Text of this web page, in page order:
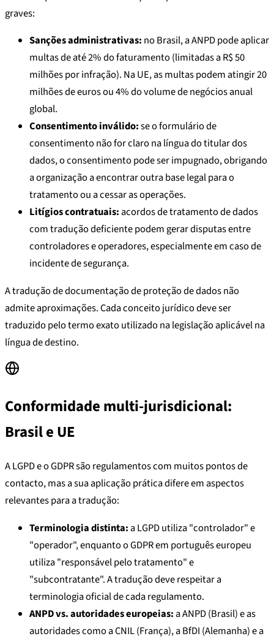
graves:
Sanções administrativas: no Brasil, a ANPD pode aplicar
multas de até 2% do faturamento (limitadas a R$ 50
milhões por infração). Na UE, as multas podem atingir 20
milhões de euros ou 4% do volume de negócios anual
global.
Consentimento inválido:se o formulário de
consentimento não for claro na língua do titular dos
dados, o consentimento pode ser impugnado, obrigando
a organização a encontrar outra base legal para o
tratamento ou a cessar as operações.
Litígios contratuais:acordos de tratamento de dados
com tradução deficiente podem gerar disputas entre
controladores e operadores, especialmente em caso de
incidente de segurança.
A tradução de documentação de proteção de dados não
admite aproximações. Cada conceito jurídico deve ser
traduzido pelo termo exato utilizado na legislação aplicável na
língua de destino.
Conformidade multi-jurisdicional:
Brasil e UE
A LGPD e o GDPR são regulamentos com muitos pontos de
contacto, mas a sua aplicação prática difere em aspectos
relevantes para a tradução:
Terminologia distinta:a LGPD utiliza "controlador" e
"operador", enquanto o GDPR em português europeu
utiliza "responsável pelo tratamento" e
"subcontratante". A tradução deve respeitar a
terminologia oficial de cada regulamento.
ANPD vs. autoridades europeias:a ANPD (Brasil) e as
autoridades como a CNIL (França), a BfDI (Alemanha) e a